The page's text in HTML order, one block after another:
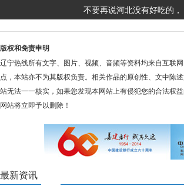
不要再说河北没有好吃的，
版权和免责申明
辽宁热线所有文字、图片、视频、音频等资料均来自互联
点，本站亦不为其版权负责。相关作品的原创性、文中陈
站无法一一核实，如果您发现本网站上有侵犯您的合法权
网站将立即予以删除！
最新资讯